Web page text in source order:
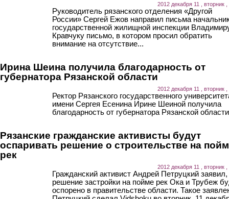
2012 декабря 11 , вторник ,
Руководитель рязанского отделения «Другой
России» Сергей Ежов направил письма
государственной жилищной инспекции
Кравчуку письмо, в котором просил обратить
внимание на отсутствие...
Ирина Шеина получила благодарность от
губернатора Рязанской области
2012 декабря 11 , вторник ,
Ректор Рязанского государственного
имени Сергея Есенина Ирине Шеиной получила
благодарность от губернатора Рязанской
Рязанские гражданские активисты будут
оспаривать решение о строительстве на
рек
2012 декабря 11 , вторник ,
Гражданский активист Андрей Петруцкий заявил,
решение застройки на пойме рек Ока и Трубеж
оспорено в правительстве области. Такое